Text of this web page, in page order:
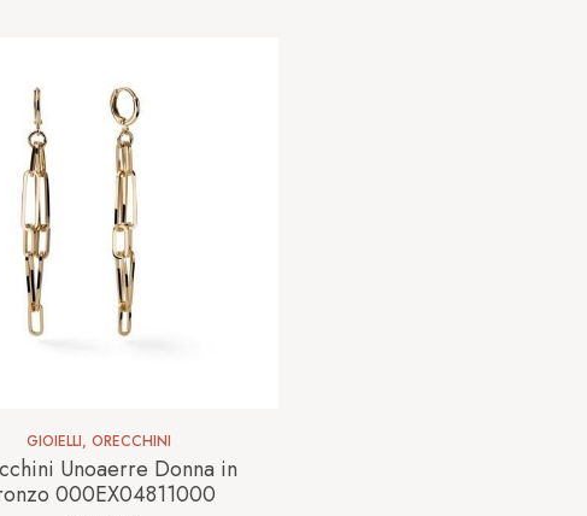
GIOIELLI, ORECCHINI
Unoaerre Donna in
000EX04811000